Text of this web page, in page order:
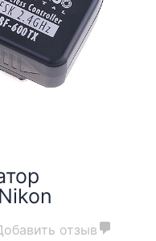
отзыв